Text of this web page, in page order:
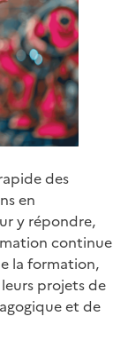
des
en
y répondre,
continue
la formation,
projets de
et de